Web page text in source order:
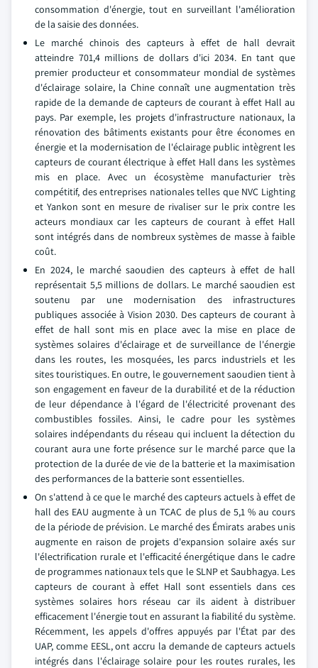
consommation d'énergie, tout en surveillant l'amélioration
de la saisie des données.
Le marché chinois des capteurs à effet de hall devrait
atteindre 701,4 millions de dollars d'ici 2034. En tant que
premier producteur et consommateur mondial de systèmes
d'éclairage solaire, la Chine connaît une augmentation très
rapide de la demande de capteurs de courant à effet Hall au
pays. Par exemple, les projets d'infrastructure nationaux, la
rénovation des bâtiments existants pour être économes en
énergie et la modernisation de l'éclairage public intègrent les
capteurs de courant électrique à effet Hall dans les systèmes
mis en place. Avec un écosystème manufacturier très
compétitif, des entreprises nationales telles que NVC Lighting
et Yankon sont en mesure de rivaliser sur le prix contre les
acteurs mondiaux car les capteurs de courant à effet Hall
sont intégrés dans de nombreux systèmes de masse à faible
coût.
En 2024, le marché saoudien des capteurs à effet de hall
représentait 5,5 millions de dollars. Le marché saoudien est
soutenu par une modernisation des infrastructures
publiques associée à Vision 2030. Des capteurs de courant à
effet de hall sont mis en place avec la mise en place de
systèmes solaires d'éclairage et de surveillance de l'énergie
dans les routes, les mosquées, les parcs industriels et les
sites touristiques. En outre, le gouvernement saoudien tient à
son engagement en faveur de la durabilité et de la réduction
de leur dépendance à l'égard de l'électricité provenant des
combustibles fossiles. Ainsi, le cadre pour les systèmes
solaires indépendants du réseau qui incluent la détection du
courant aura une forte présence sur le marché parce que la
protection de la durée de vie de la batterie et la maximisation
des performances de la batterie sont essentielles.
On s'attend à ce que le marché des capteurs actuels à effet de
hall des EAU augmente à un TCAC de plus de 5,1 % au cours
de la période de prévision. Le marché des Émirats arabes unis
augmente en raison de projets d'expansion solaire axés sur
l'électrification rurale et l'efficacité énergétique dans le cadre
de programmes nationaux tels que le SLNP et Saubhagya. Les
capteurs de courant à effet Hall sont essentiels dans ces
systèmes solaires hors réseau car ils aident à distribuer
efficacement l'énergie tout en assurant la fiabilité du système.
Récemment, les appels d'offres appuyés par l'État par des
UAP, comme EESL, ont accru la demande de capteurs actuels
intégrés dans l'éclairage solaire pour les routes rurales, les